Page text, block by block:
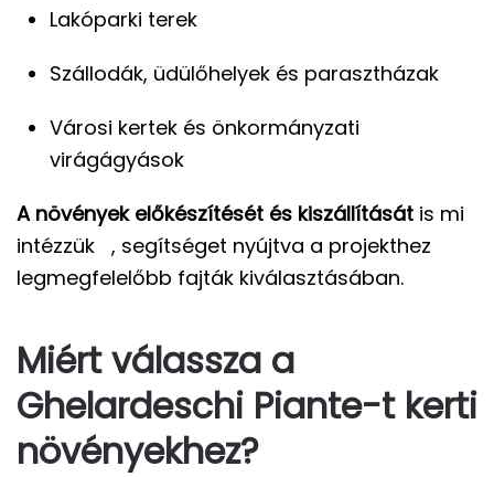
Lakóparki terek
Szállodák, üdülőhelyek és parasztházak
Városi kertek és önkormányzati
virágágyások
A növények előkészítését és kiszállítását is mi
intézzük , segítséget nyújtva a projekthez
legmegfelelőbb fajták kiválasztásában.
Miért válassza a
Ghelardeschi Piante-t kerti
növényekhez?